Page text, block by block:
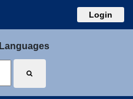
Login